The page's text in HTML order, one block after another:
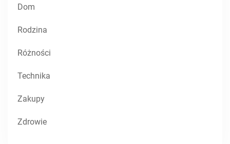
Dom
Rodzina
Różności
Technika
Zakupy
Zdrowie